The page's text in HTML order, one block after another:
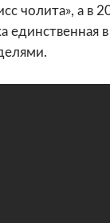
чолита», а в
единственная